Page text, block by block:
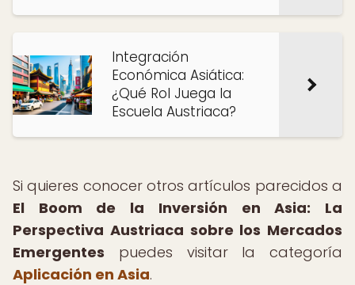
Integración
Económica Asiática:
¿Qué Rol Juega la
Escuela Austriaca?
Si quieres conocer otros artículos parecidos a
El Boom de la Inversión en Asia: La
Perspectiva Austriaca sobre los Mercados
Emergentes puedes visitar la categoría
Aplicación en Asia.